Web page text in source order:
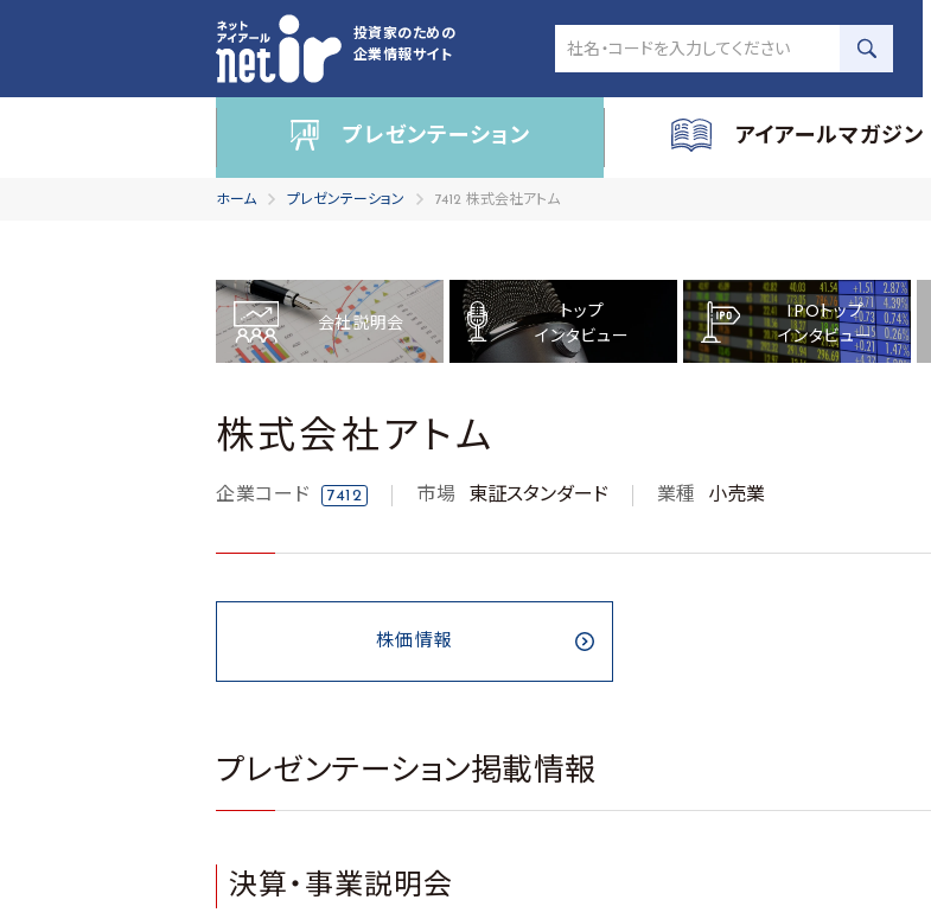
投資家のための
企業情報サイト
プレゼンテーション アイアールマガジン
ホーム プレゼンテーション 7412 株式会社アトム
会社説明会
トップ
インタビュー
IPOトップ
インタビュー
株式会社アトム
企業コード 7412 市場 東証スタンダード 業種 小売業
株価情報
プレゼンテーション掲載情報
決算・事業説明会